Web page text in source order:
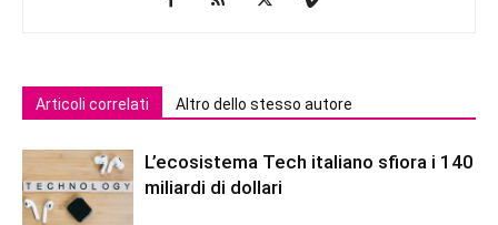
Articoli correlati Altro dello stesso autore
L’ecosistema Tech italiano sfiora i 140
miliardi di dollari